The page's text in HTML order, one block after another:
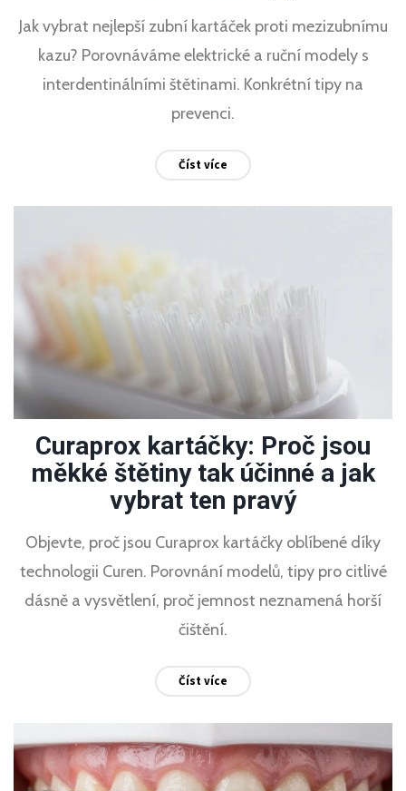
Jak vybrat nejlepší zubní kartáček proti mezizubnímu
kazu? Porovnáváme elektrické a ruční modely s
interdentinálními štětinami. Konkrétní tipy na
prevenci.
Číst více
Curaprox kartáčky: Proč jsou
měkké štětiny tak účinné a jak
vybrat ten pravý
Objevte, proč jsou Curaprox kartáčky oblíbené díky
technologii Curen. Porovnání modelů, tipy pro citlivé
dásně a vysvětlení, proč jemnost neznamená horší
čištění.
Číst více